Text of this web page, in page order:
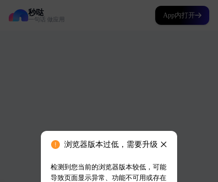
秒哒
一句话 做应用
App内打开
浏览器版本过低，需要升级
检测到您当前的浏览器版本较低，可能
导致页面显示异常、功能不可用或存在